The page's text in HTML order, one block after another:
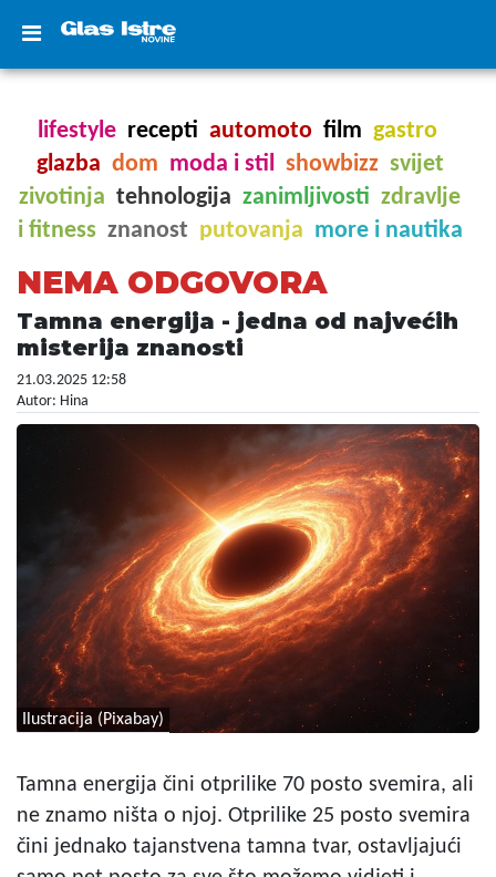
lifestyle recepti automoto film gastro
glazba dom moda i stil showbizz svijet
zivotinja tehnologija zanimljivosti zdravlje
i fitness znanost putovanja more i nautika
NEMA ODGOVORA
Tamna energija - jedna od najvećih
misterija znanosti
21.03.2025 12:58
Autor: Hina
Ilustracija (Pixabay)
Tamna energija čini otprilike 70 posto svemira, ali
ne znamo ništa o njoj. Otprilike 25 posto svemira
čini jednako tajanstvena tamna tvar, ostavljajući